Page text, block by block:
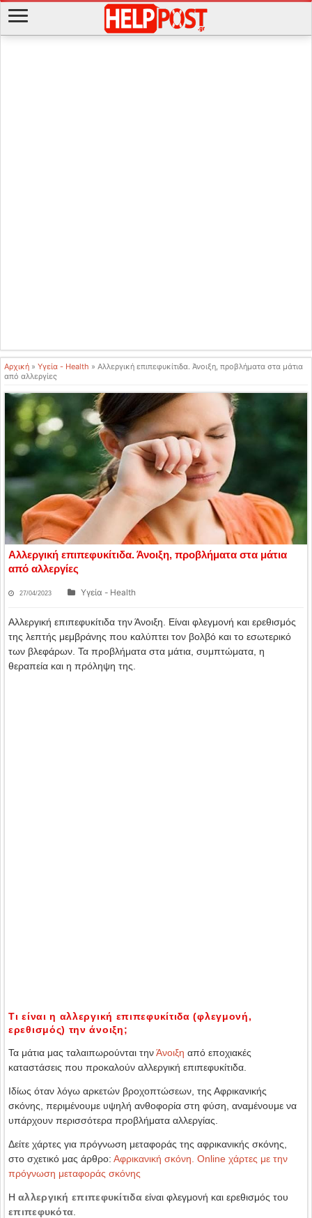
Αρχική » Υγεία - Health » Αλλεργική επιπεφυκίτιδα. Άνοιξη, προβλήματα στα μάτια
από αλλεργίες
Αλλεργική επιπεφυκίτιδα. Άνοιξη, προβλήματα στα μάτια
από αλλεργίες
27/04/2023 Υγεία - Health
Αλλεργική επιπεφυκίτιδα την Άνοιξη. Είναι φλεγμονή και ερεθισμός
της λεπτής μεμβράνης που καλύπτει τον βολβό και το εσωτερικό
των βλεφάρων. Τα προβλήματα στα μάτια, συμπτώματα, η
θεραπεία και η πρόληψη της.
Τι είναι η αλλεργική επιπεφυκίτιδα (φλεγμονή,
ερεθισμός) την άνοιξη;
Τα μάτια μας ταλαιπωρούνται τηνΆνοιξη από εποχιακές
καταστάσεις που προκαλούν αλλεργική επιπεφυκίτιδα.
Ιδίως όταν λόγω αρκετών βροχοπτώσεων, της Αφρικανικής
σκόνης, περιμένουμε υψηλή ανθοφορία στη φύση, αναμένουμε να
υπάρχουν περισσότερα προβλήματα αλλεργίας.
Δείτε χάρτες για πρόγνωση μεταφοράς της αφρικανικής σκόνης,
στο σχετικό μας άρθρο: Αφρικανική σκόνη. Online χάρτες με την
πρόγνωση μεταφοράς σκόνης
Η αλλεργική επιπεφυκίτιδαείναι φλεγμονή και ερεθισμός του
επιπεφυκότα